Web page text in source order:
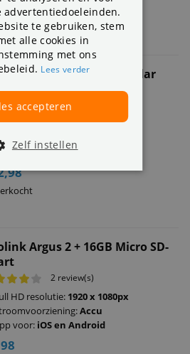
Argus PT + Zwart Solar
18 review(s)
HD resolutie:1920 x 1080px
Solar Paneel
draaien en kantelen
Argus 2 + 16GB Micro SD-
2 review(s)
HD resolutie: 1920 x 1080px
Accu
voor: iOS en Android
advertentiedoeleinden.
te gebruiken, stem
alle cookies in
met ons
Lees verder
accepteren
Zelf instellen